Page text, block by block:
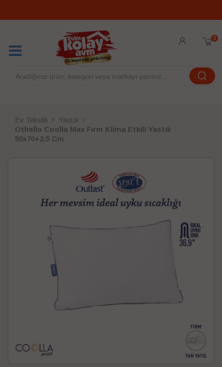
0
Ev Tekstili
Yastık
Othello Coolla Max Fırm Klima Etkili Yastık
50x70+2.5 Cm